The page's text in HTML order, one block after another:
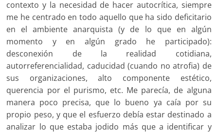
contexto y la necesidad de hacer autocrítica, siempre
me he centrado en todo aquello que ha sido deficitario
en el ambiente anarquista (y de lo que en algún
momento y en algún grado he participado):
desconexión de la realidad cotidiana,
autorreferencialidad, caducidad (cuando no atrofia) de
sus organizaciones, alto componente estético,
querencia por el purismo, etc. Me parecía, de alguna
manera poco precisa, que lo bueno ya caía por su
propio peso, y que el esfuerzo debía estar destinado a
analizar lo que estaba jodido más que a identificar y